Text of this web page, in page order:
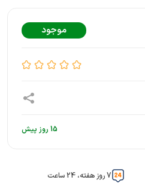
موجود
15 روز پیش
7 روز هفته، 24 ساعت